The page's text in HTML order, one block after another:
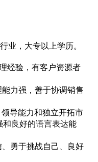
业，大专以上学历。
经验，有客户资源者
力强，善于协调销售
导能力和独立开拓市
良好的语言表达能
勇于挑战自己、良好